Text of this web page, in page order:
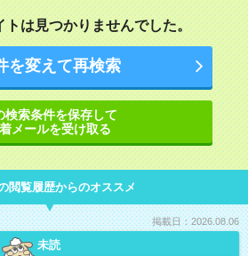
は見つかりませんでした。
を変えて再検索
検索条件を保存して
メールを受け取る
閲覧履歴からのオススメ
掲載日：2026.08.06
未読